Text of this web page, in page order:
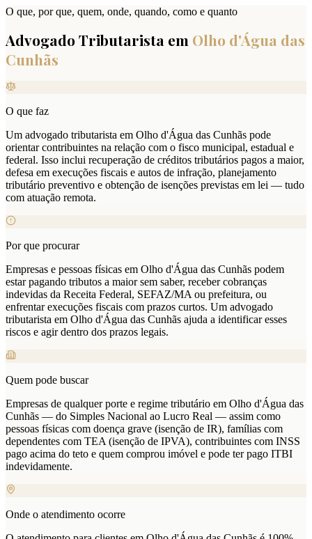
O que, por que, quem, onde, quando, como e quanto
Advogado Tributarista em Olho d'Água das
Cunhãs
O que faz
Um advogado tributarista em Olho d'Água das Cunhãs pode
orientar contribuintes na relação com o fisco municipal, estadual e
federal. Isso inclui recuperação de créditos tributários pagos a maior,
defesa em execuções fiscais e autos de infração, planejamento
tributário preventivo e obtenção de isenções previstas em lei — tudo
com atuação remota.
Por que procurar
Empresas e pessoas físicas em Olho d'Água das Cunhãs podem
estar pagando tributos a maior sem saber, receber cobranças
indevidas da Receita Federal, SEFAZ/MA ou prefeitura, ou
enfrentar execuções fiscais com prazos curtos. Um advogado
tributarista em Olho d'Água das Cunhãs ajuda a identificar esses
riscos e agir dentro dos prazos legais.
Quem pode buscar
Empresas de qualquer porte e regime tributário em Olho d'Água das
Cunhãs — do Simples Nacional ao Lucro Real — assim como
pessoas físicas com doença grave (isenção de IR), famílias com
dependentes com TEA (isenção de IPVA), contribuintes com INSS
pago acima do teto e quem comprou imóvel e pode ter pago ITBI
indevidamente.
Onde o atendimento ocorre